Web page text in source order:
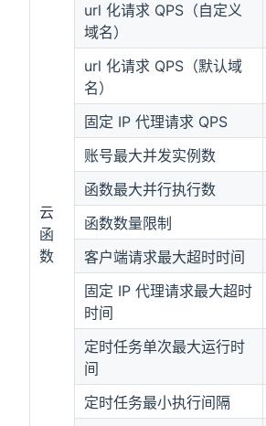
云
函
数
url 化请求 QPS（自定义
域名）
url 化请求 QPS（默认域
名）
固定 IP 代理请求 QPS
账号最大并发实例数
函数最大并行执行数
函数数量限制
客户端请求最大超时时间
固定 IP 代理请求最大超时
时间
定时任务单次最大运行时
间
定时任务最小执行间隔